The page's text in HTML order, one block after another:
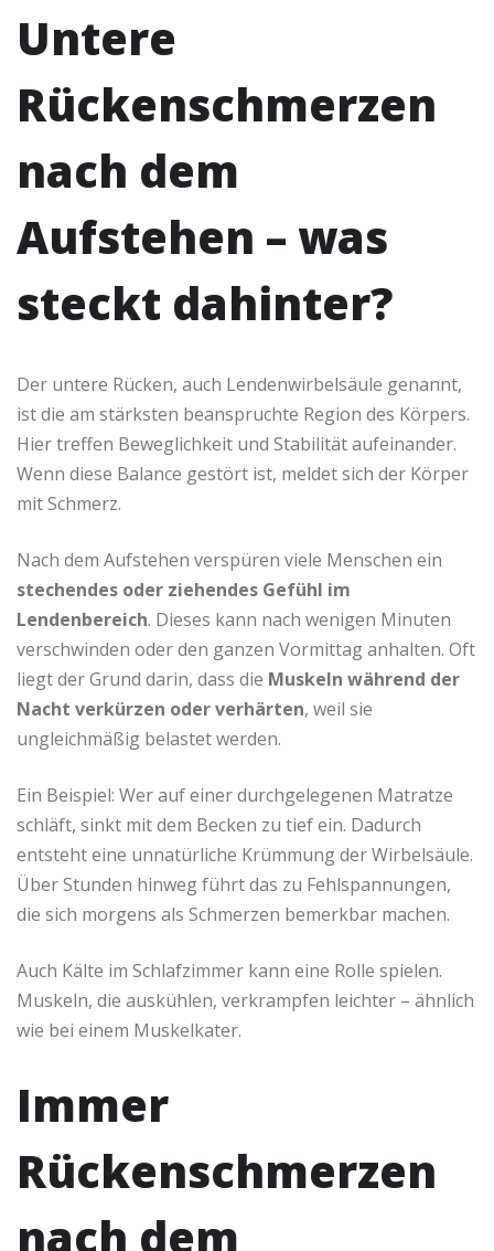
Untere
Rückenschmerzen
nach dem
Aufstehen – was
steckt dahinter?
Der untere Rücken, auch Lendenwirbelsäule genannt,
ist die am stärksten beanspruchte Region des Körpers.
Hier treffen Beweglichkeit und Stabilität aufeinander.
Wenn diese Balance gestört ist, meldet sich der Körper
mit Schmerz.
Nach dem Aufstehen verspüren viele Menschen ein
stechendes oder ziehendes Gefühl im
Lendenbereich. Dieses kann nach wenigen Minuten
verschwinden oder den ganzen Vormittag anhalten. Oft
liegt der Grund darin, dass die Muskeln während der
Nacht verkürzen oder verhärten, weil sie
ungleichmäßig belastet werden.
Ein Beispiel: Wer auf einer durchgelegenen Matratze
schläft, sinkt mit dem Becken zu tief ein. Dadurch
entsteht eine unnatürliche Krümmung der Wirbelsäule.
Über Stunden hinweg führt das zu Fehlspannungen,
die sich morgens als Schmerzen bemerkbar machen.
Auch Kälte im Schlafzimmer kann eine Rolle spielen.
Muskeln, die auskühlen, verkrampfen leichter – ähnlich
wie bei einem Muskelkater.
Immer
Rückenschmerzen
nach dem